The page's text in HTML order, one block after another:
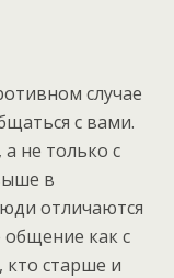
случае
с вами.
не только с
в
отличаются
общение как с
кто старше и